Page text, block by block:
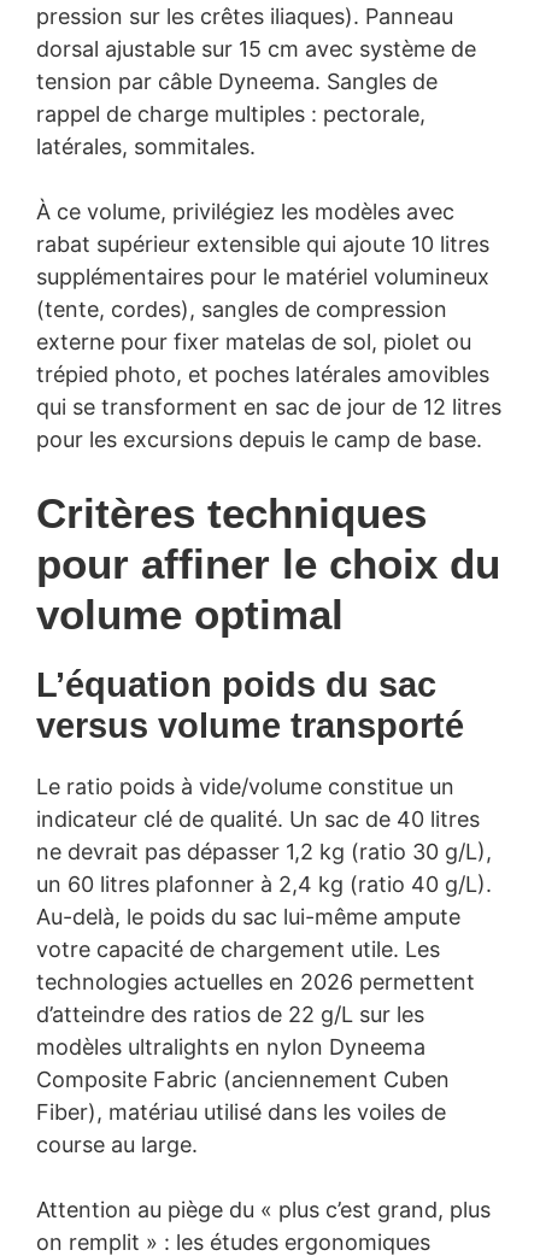
pression sur les crêtes iliaques). Panneau
dorsal ajustable sur 15 cm avec système de
tension par câble Dyneema. Sangles de
rappel de charge multiples : pectorale,
latérales, sommitales.
À ce volume, privilégiez les modèles avec
rabat supérieur extensible qui ajoute 10 litres
supplémentaires pour le matériel volumineux
(tente, cordes), sangles de compression
externe pour fixer matelas de sol, piolet ou
trépied photo, et poches latérales amovibles
qui se transforment en sac de jour de 12 litres
pour les excursions depuis le camp de base.
Critères techniques
pour affiner le choix du
volume optimal
L’équation poids du sac
versus volume transporté
Le ratio poids à vide/volume constitue un
indicateur clé de qualité. Un sac de 40 litres
ne devrait pas dépasser 1,2 kg (ratio 30 g/L),
un 60 litres plafonner à 2,4 kg (ratio 40 g/L).
Au-delà, le poids du sac lui-même ampute
votre capacité de chargement utile. Les
technologies actuelles en 2026 permettent
d’atteindre des ratios de 22 g/L sur les
modèles ultralights en nylon Dyneema
Composite Fabric (anciennement Cuben
Fiber), matériau utilisé dans les voiles de
course au large.
Attention au piège du « plus c’est grand, plus
on remplit » : les études ergonomiques